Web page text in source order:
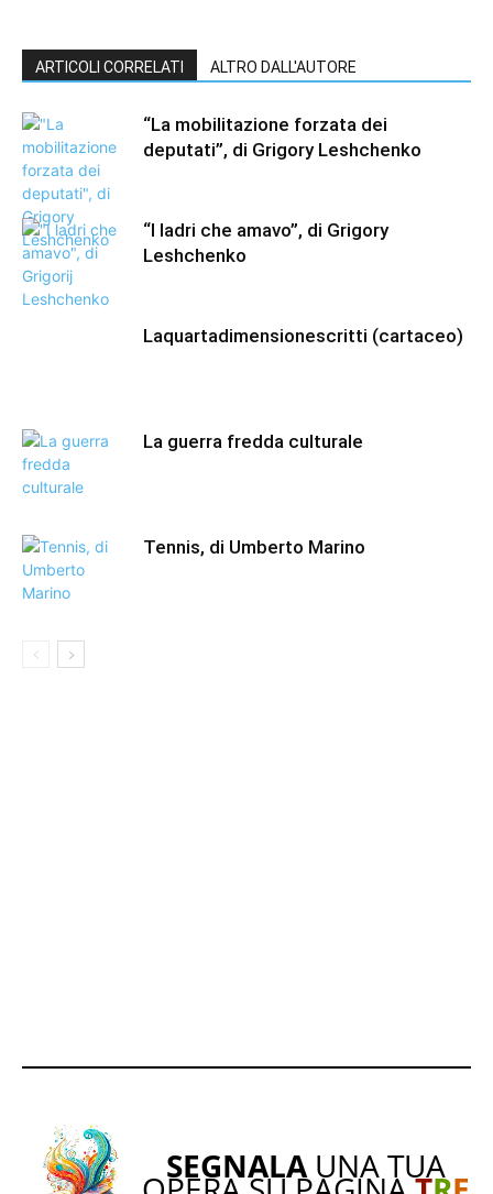
ARTICOLI CORRELATI ALTRO DALL'AUTORE
“La mobilitazione forzata dei
deputati”, di Grigory Leshchenko
“I ladri che amavo”, di Grigory
Leshchenko
Laquartadimensionescritti (cartaceo)
La guerra fredda culturale
Tennis, di Umberto Marino
SEGNALAUNA TUA